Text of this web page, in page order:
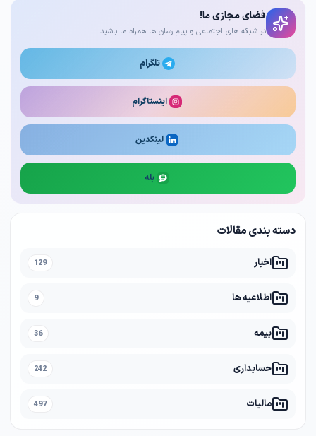
فضای مجازی ما!
در شبکه های اجتماعی و پیام رسان ها همراه ما باشید
تلگرام
اینستاگرام
لینکدین
بله
دسته بندی مقالات
اخبار 129
اطلاعیه ها 9
بیمه 36
حسابداری 242
مالیات 497